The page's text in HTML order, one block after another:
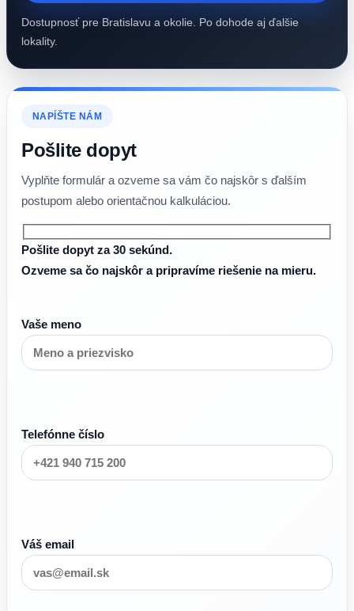
Dostupnosť pre Bratislavu a okolie. Po dohode aj ďalšie
lokality.
NAPÍŠTE NÁM
Pošlite dopyt
Vyplňte formulár a ozveme sa vám čo najskôr s ďalším
postupom alebo orientačnou kalkuláciou.
Pošlite dopyt za 30 sekúnd.
Ozveme sa čo najskôr a pripravíme riešenie na mieru.
Vaše meno
Telefónne číslo
Váš email